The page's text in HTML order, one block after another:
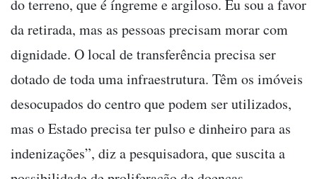
do terreno, que é íngreme e argiloso. Eu sou a favor
da retirada, mas as pessoas precisam morar com
dignidade. O local de transferência precisa ser
dotado de toda uma infraestrutura. Têm os imóveis
desocupados do centro que podem ser utilizados,
mas o Estado precisa ter pulso e dinheiro para as
indenizações”, diz a pesquisadora, que suscita a